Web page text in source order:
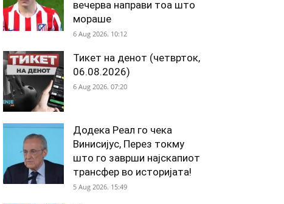
вечерва направи тоа што
мораше
6 Aug 2026. 10:12
Тикет на денот (четврток,
06.08.2026)
6 Aug 2026. 07:20
Додека Реал го чека
Винисијус, Перез токму
што го заврши најскапиот
трансфер во историјата!
5 Aug 2026. 15:49